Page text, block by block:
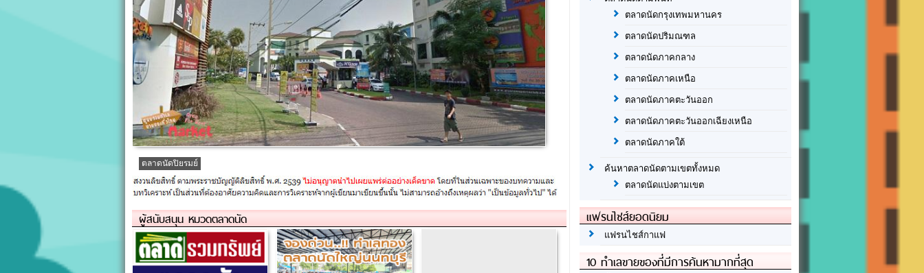
ตลาดนัดปิยรมย์
ผู้สนับสนุน หมวดตลาดนัด
ตลาดนัดกรุงเทพมหานคร
ตลาดนัดปริมณฑล
ตลาดนัดภาคกลาง
ตลาดนัดภาคเหนือ
ตลาดนัดภาคตะวันออก
ตลาดนัดภาคตะวันออกเฉียงเหนือ
ตลาดนัดภาคใต้
ค้นหาตลาดนัดตามเขตทั้งหมด
ตลาดนัดแบ่งตามเขต
แฟรนไชส์ยอดนิยม
แฟรนไชส์กาแฟ
10 ทำเลขายของที่มีการค้นหามากที่สุด